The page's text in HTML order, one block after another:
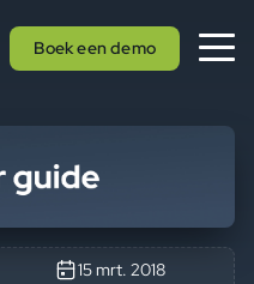
Boek een demo
15 mrt. 2018